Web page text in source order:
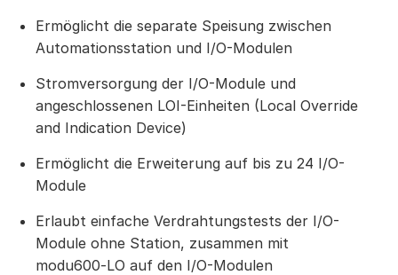
Ermöglicht die separate Speisung zwischen
Automationsstation und I/O-Modulen
Stromversorgung der I/O-Module und
angeschlossenen LOI-Einheiten (Local Override
and Indication Device)
Ermöglicht die Erweiterung auf bis zu 24 I/O-
Module
Erlaubt einfache Verdrahtungstests der I/O-
Module ohne Station, zusammen mit
modu600‑LO auf den I/O-Modulen